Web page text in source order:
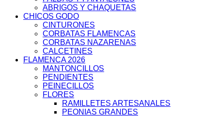
ABRIGOS Y CHAQUETAS
CHICOS GODO
CINTURONES
CORBATAS FLAMENCAS
CORBATAS NAZARENAS
CALCETINES
FLAMENCA 2026
MANTONCILLOS
PENDIENTES
PEINECILLOS
FLORES
RAMILLETES ARTESANALES
PEONIAS GRANDES